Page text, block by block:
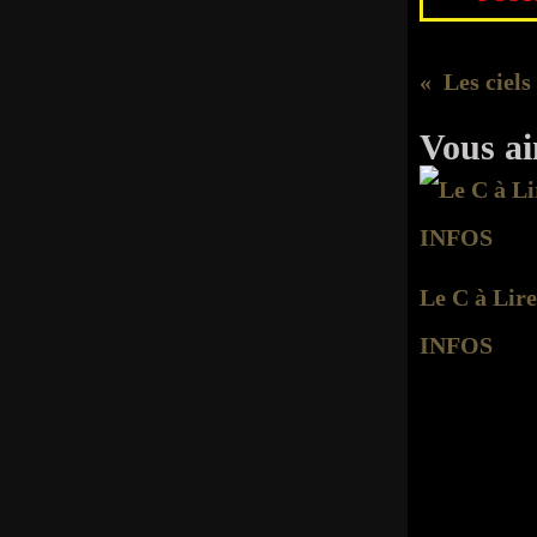
Les ciels
Vous
Le C à Lire
INFOS